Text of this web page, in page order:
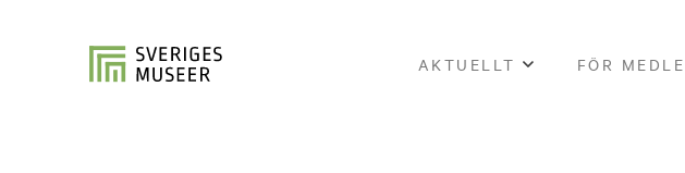
AKTUELLT FÖR